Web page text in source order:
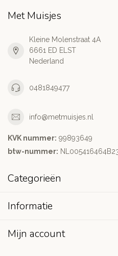
Met Muisjes
Kleine Molenstraat 4A
6661 ED ELST
Nederland
0481849477
info@metmuisjes.nl
KVK nummer: 99893649
btw-nummer:
Categorieën
Informatie
Mijn account